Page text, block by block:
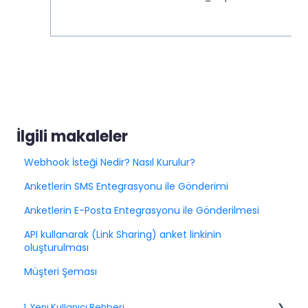
İlgili makaleler
Webhook İsteği Nedir? Nasıl Kurulur?
Anketlerin SMS Entegrasyonu ile Gönderimi
Anketlerin E-Posta Entegrasyonu ile Gönderilmesi
API kullanarak (Link Sharing) anket linkinin
oluşturulması
Müşteri Şeması